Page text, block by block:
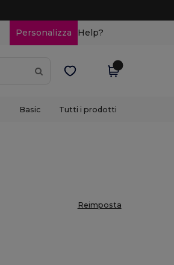
Personalizza Help?
Basic Tutti i prodotti
Reimposta